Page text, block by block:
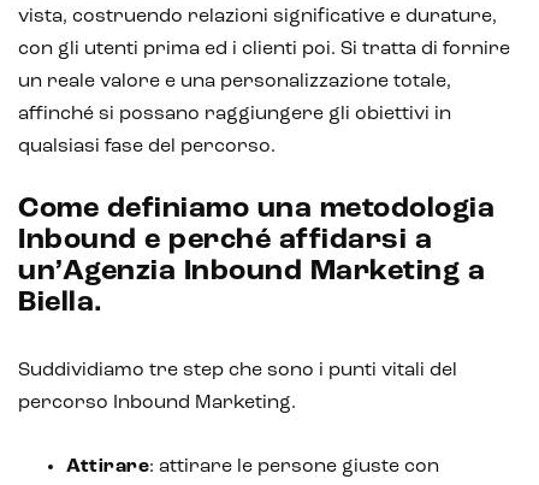
IoT (Internet of Things)
Blockchain
Analisi predittiva
Chatbot e assistenti virtuali
Realtà Aumentata
Realtà Virtuale
Metaverso
vista, costruendo relazioni significative e durature,
con gli utenti prima ed i clienti poi. Si tratta di fornire
un reale valore e una personalizzazione totale,
affinché si possano raggiungere gli obiettivi in
qualsiasi fase del percorso.
Come definiamo una metodologia
Inbound e perché affidarsi a
un’Agenzia Inbound Marketing a
Biella.
Suddividiamo tre step che sono i punti vitali del
percorso Inbound Marketing.
Attirare: attirare le persone giuste con